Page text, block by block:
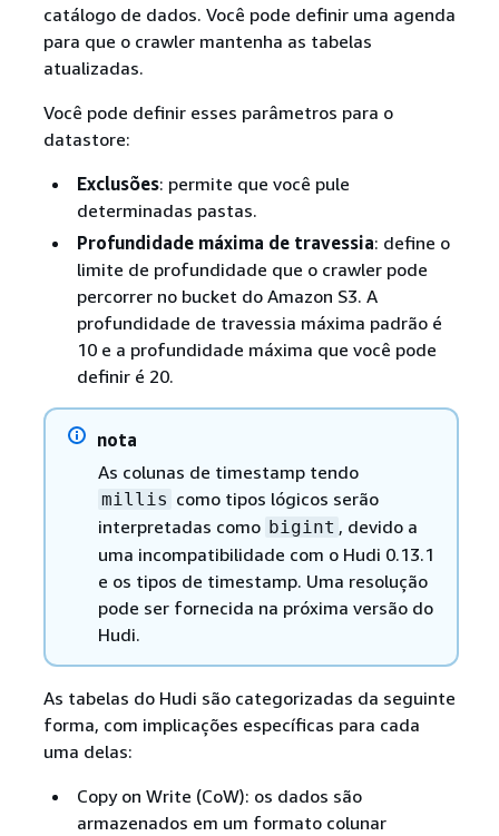
catálogo de dados. Você pode definir uma agenda
para que o crawler mantenha as tabelas
atualizadas.
Você pode definir esses parâmetros para o
datastore:
Exclusões: permite que você pule
determinadas pastas.
Profundidade máxima de travessia: define o
limite de profundidade que o crawler pode
percorrer no bucket do Amazon S3. A
profundidade de travessia máxima padrão é
10 e a profundidade máxima que você pode
definir é 20.
nota
As colunas de timestamp tendo
millis como tipos lógicos serão
interpretadas como bigint , devido a
uma incompatibilidade com o Hudi 0.13.1
e os tipos de timestamp. Uma resolução
pode ser fornecida na próxima versão do
Hudi.
As tabelas do Hudi são categorizadas da seguinte
forma, com implicações específicas para cada
uma delas:
Copy on Write (CoW): os dados são
armazenados em um formato colunar